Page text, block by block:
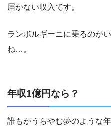
届かない収入です。
ランボルギーニに乗るのが
ね…。
年収1億円なら？
誰もがうらやむ夢のような